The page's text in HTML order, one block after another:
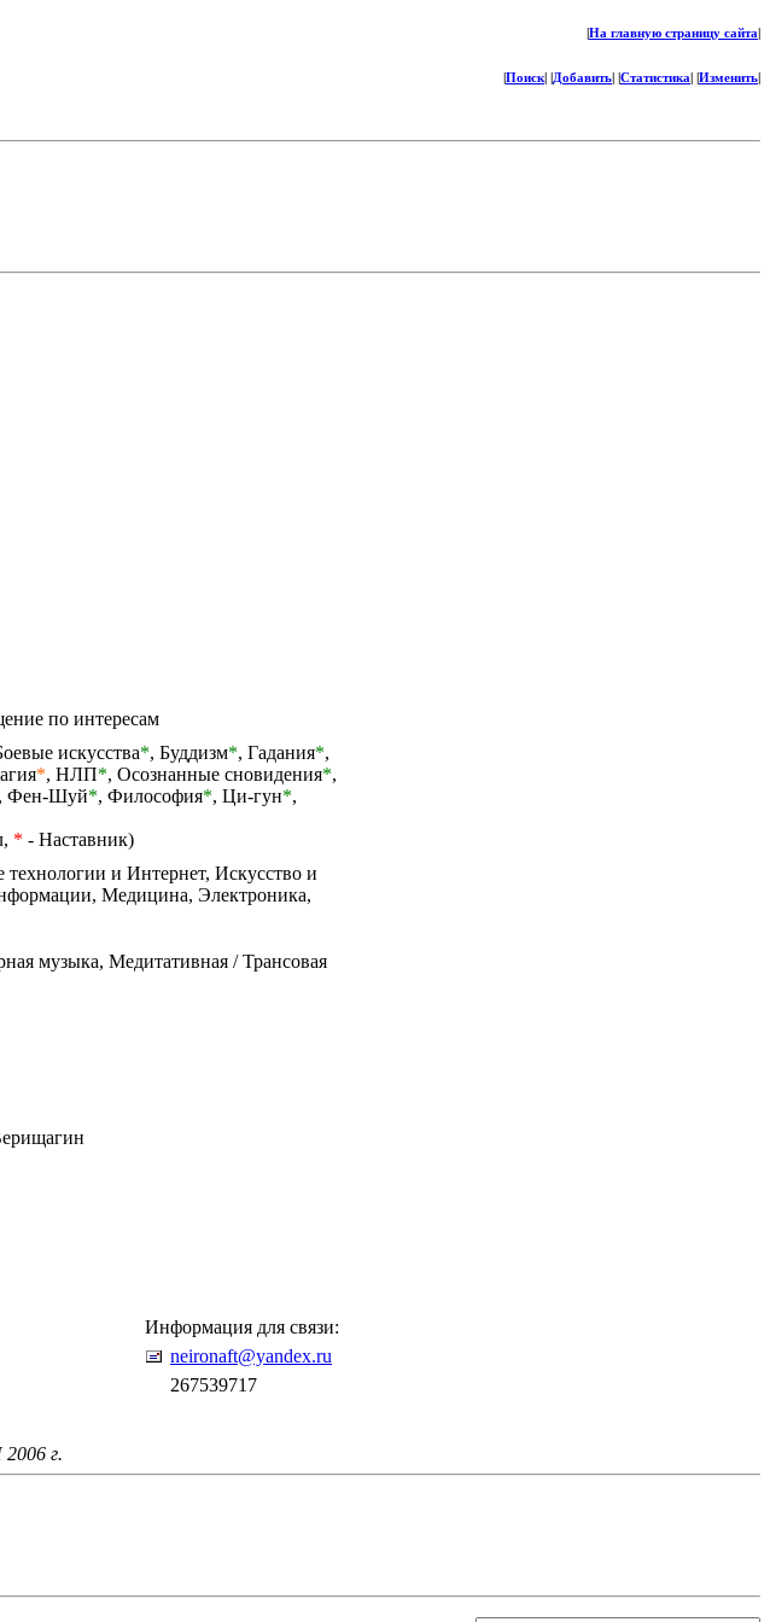
|На главную страницу сайта|
|Поиск| |Добавить| |Статистика| |Изменить|
по интересам
искусства*, Буддизм*, Гадания*,
*, НЛП*, Осознанные сновидения*,
, Фен-Шуй*, Философия*, Ци-гун*,
* - Наставник)
и Интернет, Искусство и
Медицина, Электроника,
музыка, Медитативная / Трансовая
Информация для связи:
neironaft@yandex.ru
267539717
г.